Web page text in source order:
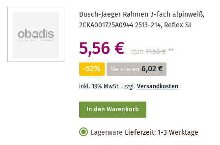
Busch-Jaeger Rahmen 3-fach alpinweiß,
2CKA001725A0944 2513-214, Reflex SI
5,56 € statt 11,58 €**
-52% Sie sparen 6,02 €
inkl. 19% MwSt.,zzgl.Versandkosten
In den Warenkorb
Lagerware Lieferzeit: 1-3 Werktage